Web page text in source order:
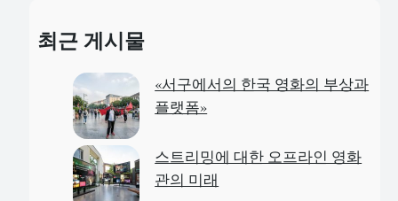
r
최근 게시물
«서구에서의 한국 영화의 부상과
플랫폼»
스트리밍에 대한 오프라인 영화
관의 미래